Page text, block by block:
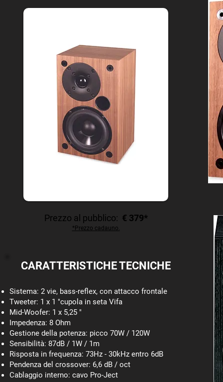
Prezzo al pubblico: € 379*
*Prezzo cadauno.
CARATTERISTICHE TECNICHE
Sistema: 2 vie, bass-reflex, con attacco frontale
Tweeter: 1 x 1 "cupola in seta Vifa
Mid-Woofer: 1 x 5,25 "
Impedenza: 8 Ohm
Gestione della potenza: picco 70W / 120W
Sensibilità: 87dB / 1W / 1m
Risposta in frequenza: 73Hz - 30kHz entro 6dB
Pendenza del crossover: 6,6 dB / oct
Cablaggio interno: cavo Pro-Ject